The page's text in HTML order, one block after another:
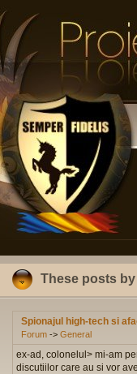
These posts
Spionajul high-tech si
Forum -> General
ex-ad, colonelul> mi-am
discutiilor care au si vor